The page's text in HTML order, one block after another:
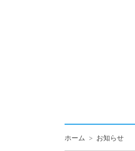
ホーム お知らせ